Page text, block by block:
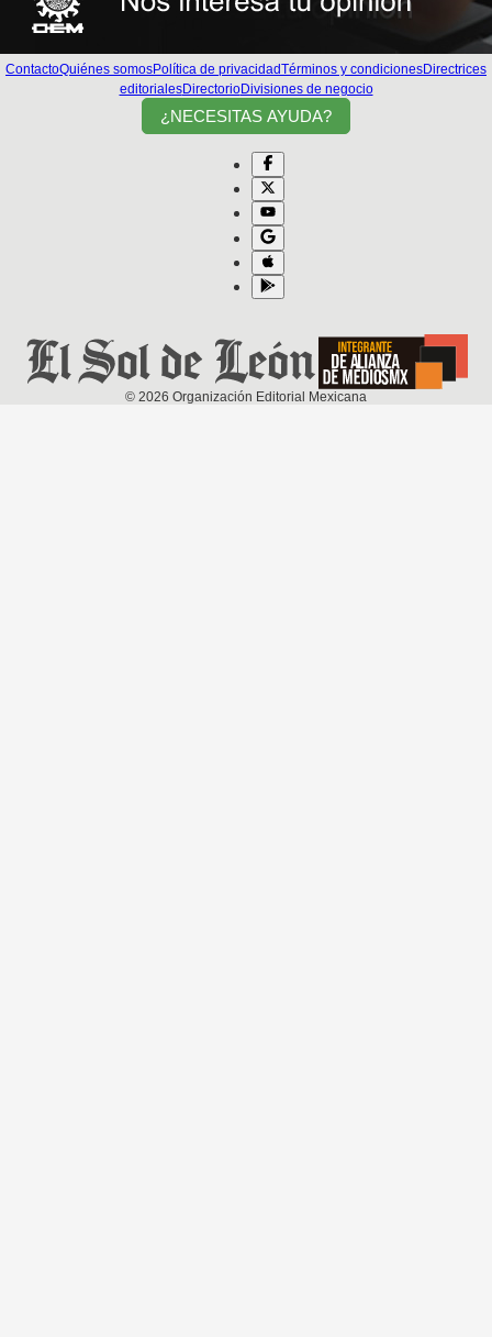
ContactoQuiénes somosPolítica de privacidadTérminos y condicionesDirectrices
editorialesDirectorioDivisiones de negocio
¿NECESITAS AYUDA?
© 2026 Organización Editorial Mexicana